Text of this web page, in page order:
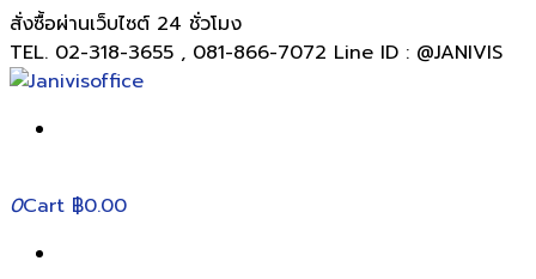
สั่งซื้อผ่านเว็บไซต์ 24 ชั่วโมง
TEL. 02-318-3655 , 081-866-7072 Line ID : @JANIVIS
0Cart ฿0.00